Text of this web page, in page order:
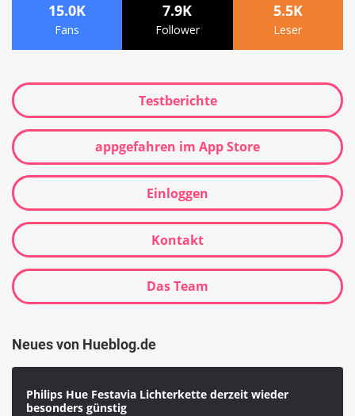
15.0K
Fans
7.9K
Follower
5.5K
Leser
Testberichte
appgefahren im App Store
Einloggen
Kontakt
Das Team
Neues von Hueblog.de
Philips Hue Festavia Lichterkette derzeit wieder
besonders günstig